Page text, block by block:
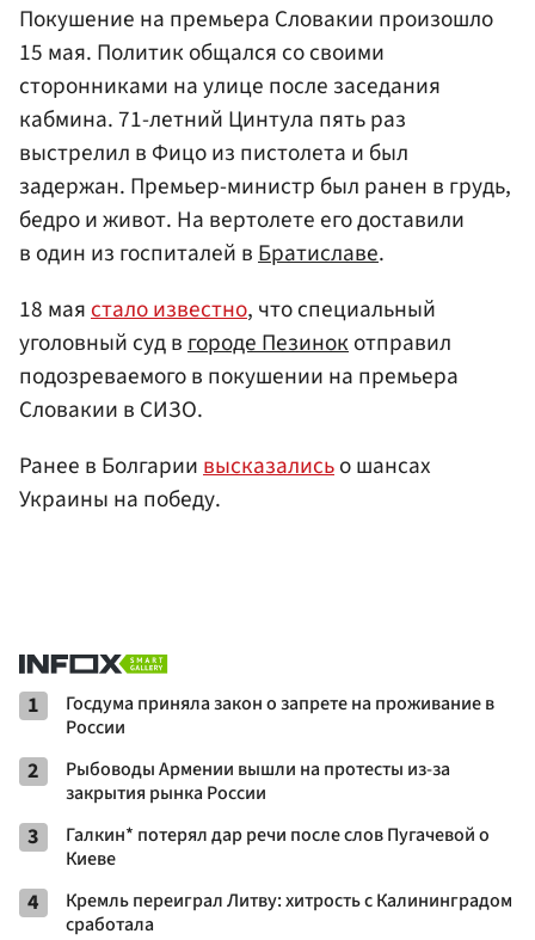
Покушение на премьера Словакии произошло
15 мая. Политик общался со своими
сторонниками на улице после заседания
кабмина. 71-летний Цинтула пять раз
выстрелил в Фицо из пистолета и был
задержан. Премьер-министр был ранен в грудь,
бедро и живот. На вертолете его доставили
в один из госпиталей вБратиславе.
18 маястало известно, что специальный
уголовный суд вгороде Пезинокотправил
подозреваемого в покушении на премьера
Словакии в СИЗО.
Ранее в Болгариивысказалисьо шансах
Украины на победу.
1
Госдума приняла закон о запрете на проживание в
России
2
Рыбоводы Армении вышли на протесты из-за
закрытия рынка России
3
Галкин* потерял дар речи после слов Пугачевой о
Киеве
4
Кремль переиграл Литву: хитрость с Калининградом
сработала